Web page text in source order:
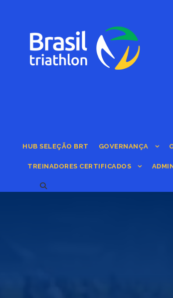
HUB SELEÇÃO BRT GOVERNANÇA
TREINADORES CERTIFICADOS